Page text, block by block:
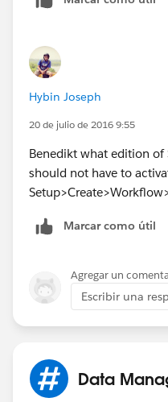
Hybin Joseph
20 de julio de 2016 9:55
Benedikt what edition of
should not have to
Marcar como útil
Agregar un
Escribir una
Data